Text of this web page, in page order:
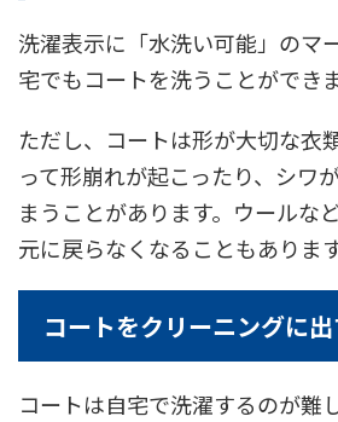
洗濯表示に「水洗い可能」のマ
宅でもコートを洗うことができま
ただし、コートは形が大切な衣
って形崩れが起こったり、シワ
まうことがあります。ウールな
元に戻らなくなることもあります
コートをクリーニングに
コートは自宅で洗濯するのが難